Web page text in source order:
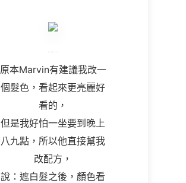
原本Marvin有建議我改一
個髮色，看起來更亮麗好
看的，
但是我好怕一坐要到晚上
八九點，所以他直接幫我
改配方，
說：遮白髮之後，顏色看